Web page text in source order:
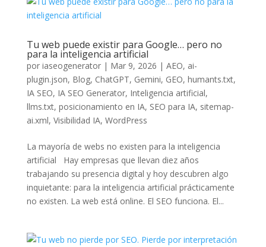
Tu web puede existir para Google… pero no
para la inteligencia artificial
por iaseogenerator| Mar 9, 2026 | AEO, ai-
plugin.json, Blog, ChatGPT, Gemini, GEO, humants.txt,
IA SEO, IA SEO Generator, Inteligencia artificial,
llms.txt, posicionamiento en IA, SEO para IA, sitemap-
ai.xml, Visibilidad IA, WordPress
La mayoría de webs no existen para la inteligencia
artificial Hay empresas que llevan diez años
trabajando su presencia digital y hoy descubren algo
inquietante: para la inteligencia artificial prácticamente
no existen. La web está online. El SEO funciona. El...